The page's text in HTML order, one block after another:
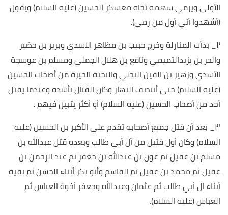
الأولى ويرمي سهمه تجاه معسكر الحسين (عليه السلام) ويقول
(أشهدوا أني أول من رمى).
٢_ بدأت المنازلة وخرج حبيب بن مظاهر الاسدي وبرير بن حضير
والحر بن يزيدالتميمي ونافع بن هلال الجملي ومسلم بن عوسجة
الأسدي وزهير بن القين البجلي والنخبة الخيرة من أصحاب الحسين
(عليه السلام) حتى أنتصف النهار وكان القتال بأشده وعندما يقتل
أحد من أصحاب الحسين (عليه السلام) أو أكثر يتبين فيهم .
٣_ بعد أن قتل جميع أصحابه تقدم علي الأكبر بن الحسين (عليه
السلام) وكان أول قتيل من آل أبي طالب وبعده قتل عبدالله بن
مسلم بن عقيل ثم عون بن عبدالله بن جعفر ثم عبد الرحمن بن
عقيل ثم محمد بن عقيل ثم القاسم وأبو بكر أبناء الحسن ثم بقية
أبناء ال أبي طالب ثم عثمان وعبدالله وجعفر أخوة العباس ثم
العباس (عليه السلام).